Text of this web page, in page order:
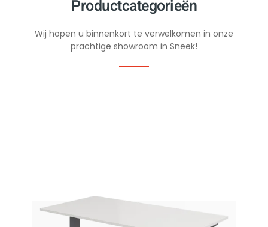
Productcategorieën
Wij hopen u binnenkort te verwelkomen in onze
prachtige showroom in Sneek!